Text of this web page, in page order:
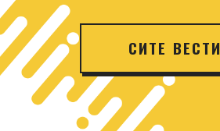
СИТЕ ВЕСТИ